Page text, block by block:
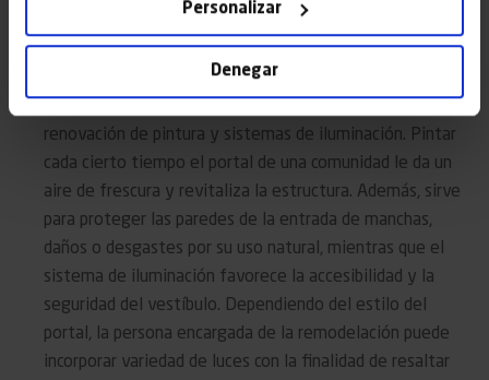
Personalizar
Denegar
seguridad, sistema de control de acceso en entradas y
salidas, cerraduras electrónicas y sistemas de
renovación de pintura y sistemas de iluminación. Pintar
cada cierto tiempo el portal de una comunidad le da un
aire de frescura y revitaliza la estructura. Además, sirve
para proteger las paredes de la entrada de manchas,
daños o desgastes por su uso natural, mientras que el
sistema de iluminación favorece la accesibilidad y la
seguridad del vestíbulo. Dependiendo del estilo del
portal, la persona encargada de la remodelación puede
incorporar variedad de luces con la finalidad de resaltar